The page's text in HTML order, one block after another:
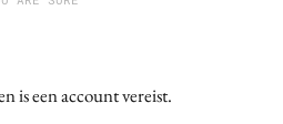
is een account vereist.